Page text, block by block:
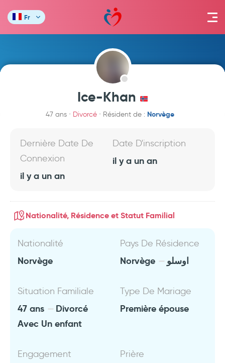
Fr
Ice-Khan
47 ans Divorcé Résident de : Norvège
Dernière Date De
Connexion
il y a un an
Date D'inscription
il y a un an
Nationalité, Résidence et Statut Familial
Nationalité
Norvège
Pays De Résidence
Norvège اوسلو
Situation Familiale
47 ans
Divorcé
Avec Un enfant
Type De Mariage
Première épouse
Engagement
Prière